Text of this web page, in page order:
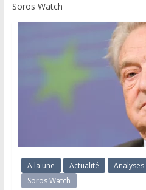
Soros Watch
A la une Actualité Analyses
Soros Watch